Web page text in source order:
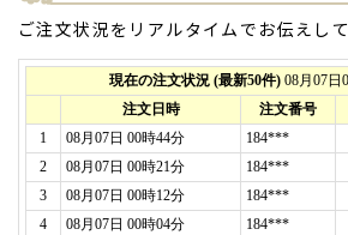
個入り)
2025年06月19日
娘の初節句に購入。
家族に配りましたが喜んでもらえ
様）
ご購入頂いた商品：ひなまつりど
り）
ご注文状況をリアルタイムでお伝えして